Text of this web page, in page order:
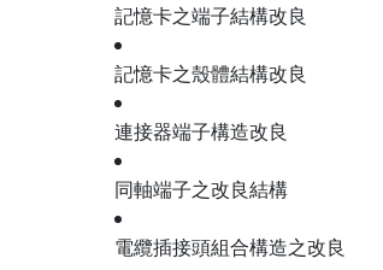
記憶卡之端子結構改良
記憶卡之殼體結構改良
連接器端子構造改良
同軸端子之改良結構
電纜插接頭組合構造之改良